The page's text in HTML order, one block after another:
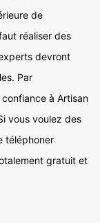
de
réaliser des
devront
Par
à Artisan
vous voulez des
téléphoner
gratuit et